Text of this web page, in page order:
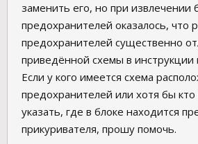
заменить его, но при извлечении
предохранителей оказалось, что
предохранителей существенно
приведённой схемы в инструкции
Если у кого имеется схема
предохранителей или хотя бы
указать, где в блоке находится
прикуривателя, прошу помочь.